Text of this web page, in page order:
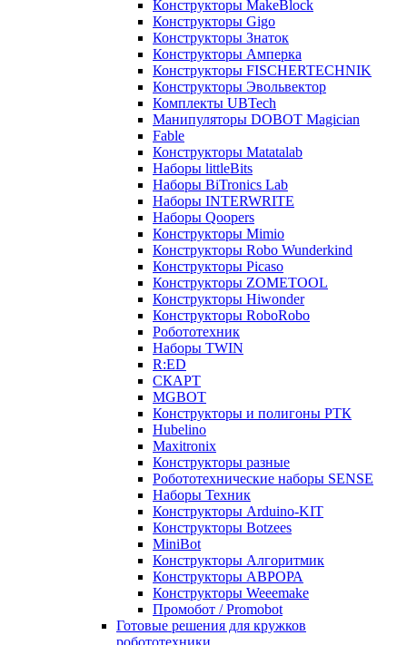
Конструкторы MakeBlock
Конструкторы Gigo
Конструкторы Знаток
Конструкторы Амперка
Конструкторы FISCHERTECHNIK
Конструкторы Эвольвектор
Комплекты UBTech
Манипуляторы DOBOT Magician
Fable
Конструкторы Matatalab
Наборы littleBits
Наборы BiTronics Lab
Наборы INTERWRITE
Наборы Qoopers
Конструкторы Mimio
Конструкторы Robo Wunderkind
Конструкторы Picaso
Конструкторы ZOMETOOL
Конструкторы Hiwonder
Конструкторы RoboRobo
Робототехник
Наборы TWIN
R:ED
СКАРТ
MGBOT
Конструкторы и полигоны РТК
Hubelino
Maxitronix
Конструкторы разные
Робототехнические наборы SENSE
Наборы Техник
Конструкторы Arduino-KIT
Конструкторы Botzees
MiniBot
Конструкторы Алгоритмик
Конструкторы АВРОРА
Конструкторы Weeemake
Промобот / Promobot
Готовые решения для кружков